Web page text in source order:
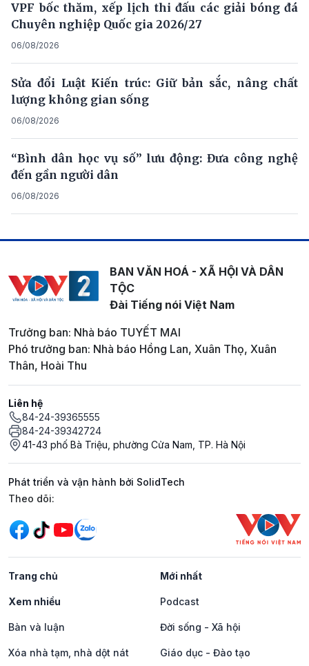
VPF bốc thăm, xếp lịch thi đấu các giải bóng đá
Chuyên nghiệp Quốc gia 2026/27
06/08/2026
Sửa đổi Luật Kiến trúc: Giữ bản sắc, nâng chất
lượng không gian sống
06/08/2026
“Bình dân học vụ số” lưu động: Đưa công nghệ
đến gần người dân
06/08/2026
BAN VĂN HOÁ - XÃ HỘI VÀ DÂN
TỘC
Đài Tiếng nói Việt Nam
Trưởng ban: Nhà báo TUYẾT MAI
Phó trưởng ban: Nhà báo Hồng Lan, Xuân Thọ, Xuân
Thân, Hoài Thu
Liên hệ
84-24-39365555
84-24-39342724
41-43 phố Bà Triệu, phường Cửa Nam, TP. Hà Nội
Phát triển và vận hành bởi SolidTech
Mạng xã hội
Theo dõi:
Trang chủ Mới nhất
Xem nhiều Podcast
Bàn và luận Đời sống - Xã hội
Xóa nhà tạm, nhà dột nát Giáo dục - Đào tạo